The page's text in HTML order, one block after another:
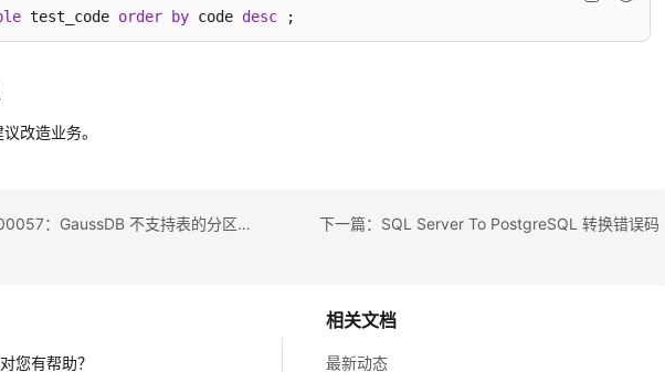
test_code order by code desc ;
改造业务。
上一篇：U0400057：GaussDB 不支持表的分区键中使用函数 下一篇：SQL Server To PostgreSQL 转换错误码
相关文档
最新动态
您有帮助？